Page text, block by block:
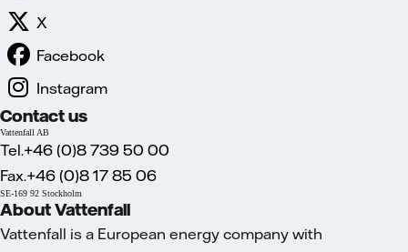
X
Facebook
Instagram
Contact us
Vattenfall AB
Tel.+46 (0)8 739 50 00
Fax.+46 (0)8 17 85 06
SE-169 92 Stockholm
About Vattenfall
Vattenfall is a European energy company with